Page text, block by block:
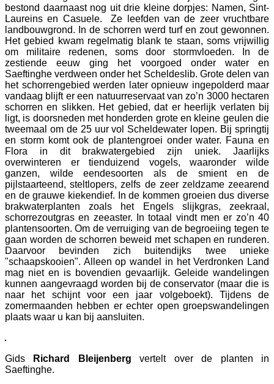
bestond daarnaast nog uit drie kleine dorpjes: Namen, Sint-
Laureins en Casuele. Ze leefden van de zeer vruchtbare
landbouwgrond. In de schorren werd turf en zout gewonnen.
Het gebied kwam regelmatig blank te staan, soms vrijwillig
om militaire redenen, soms door stormvloeden. In de
zestiende eeuw ging het voorgoed onder water en
Saeftinghe verdween onder het Scheldeslib. Grote delen van
het schorrengebied werden later opnieuw ingepolderd maar
vandaag blijft er een natuurreservaat van zo’n 3000 hectaren
schorren en slikken. Het gebied, dat er heerlijk verlaten bij
ligt, is doorsneden met honderden grote en kleine geulen die
tweemaal om de 25 uur vol Scheldewater lopen. Bij springtij
en storm komt ook de plantengroei onder water. Fauna en
Flora in dit brakwatergebied zijn uniek. Jaarlijks
overwinteren er tienduizend vogels, waaronder wilde
ganzen, wilde eendesoorten als de smient en de
pijlstaarteend, steltlopers, zelfs de zeer zeldzame zeearend
en de grauwe kiekendief. In de kommen groeien dus diverse
brakwaterplanten zoals het Engels slijkgras, zeekraal,
schorrezoutgras en zeeaster. In totaal vindt men er zo’n 40
plantensoorten. Om de verruiging van de begroeiing tegen te
gaan worden de schorren beweid met schapen en runderen.
Daarvoor bevinden zich buitendijks twee unieke
"schaapskooien". Alleen op wandel in het Verdronken Land
mag niet en is bovendien gevaarlijk. Geleide wandelingen
kunnen aangevraagd worden bij de conservator (maar die is
naar het schijnt voor een jaar volgeboekt). Tijdens de
zomermaanden hebben er echter open groepswandelingen
plaats waar u kan bij aansluiten.
Gids Richard Bleijenberg vertelt over de planten in
Saeftinghe.